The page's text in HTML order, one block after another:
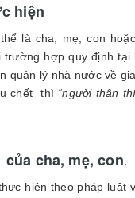
hiện
là cha, mẹ, con
hợp quy định
quản lý nhà nước về
chết
thì “người thân
cha, mẹ, con.
hiện theo pháp